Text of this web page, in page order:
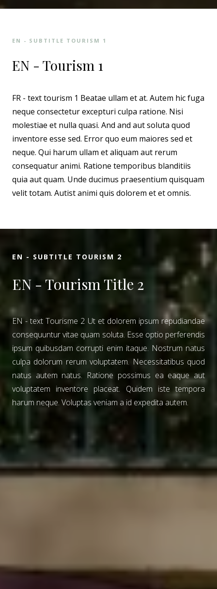
EN - SUBTITLE TOURISM 1
EN - Tourism 1
FR - text tourism 1 Beatae ullam et at. Autem hic fuga
neque consectetur excepturi culpa ratione. Nisi
molestiae et nulla quasi. And and aut soluta quod
inventore esse sed. Error quo eum maiores sed et
neque. Qui harum ullam et aliquam aut rerum
consequatur animi. Ratione temporibus blanditiis
quia aut quam. Unde ducimus praesentium quisquam
velit totam. Autist animi quis dolorem et et omnis.
EN - SUBTITLE TOURISM 2
EN - Tourism Title 2
EN - text Tourisme 2 Ut et dolorem ipsum repudiandae
consequuntur vitae quam soluta. Esse optio perferendis
ipsum quibusdam corrupti enim itaque. Nostrum natus
culpa dolorum rerum voluptatem. Necessitatibus quod
natus autem natus. Ratione possimus ea eaque aut
voluptatem inventore placeat. Quidem iste tempora
harum neque. Voluptas veniam a id expedita autem.